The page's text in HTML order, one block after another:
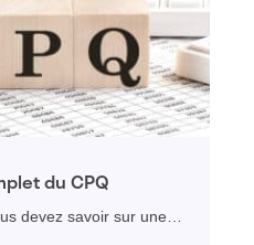
du CPQ
devez savoir sur une